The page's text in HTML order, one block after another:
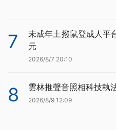
7
未成年土撥鼠登成人平
元
2026/8/7 20:10
8 雲林推聲音照相科技執
2026/8/9 12:09